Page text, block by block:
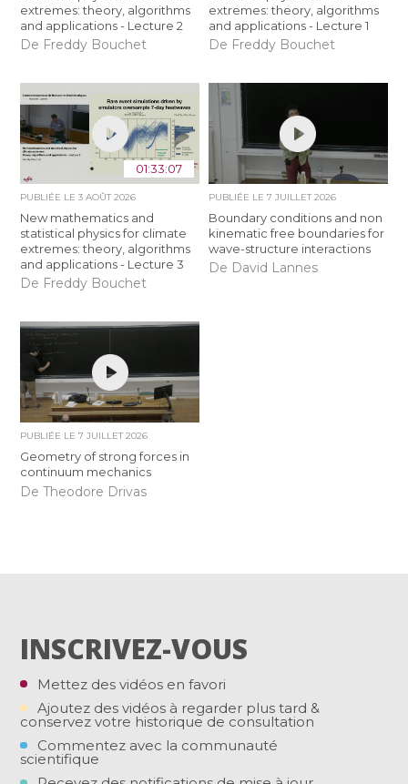
extremes: theory, algorithms
and applications - Lecture 2
De Freddy Bouchet
extremes: theory, algorithms
and applications - Lecture 1
De Freddy Bouchet
01:33:07
PUBLIÉE LE3 AOÛT 2026
New mathematics and
statistical physics for climate
extremes: theory, algorithms
and applications - Lecture 3
De Freddy Bouchet
PUBLIÉE LE 7 JUILLET 2026
Boundary conditions and non
kinematic free boundaries for
wave-structure interactions
De David Lannes
PUBLIÉE LE7 JUILLET 2026
Geometry of strong forces in
continuum mechanics
De Theodore Drivas
INSCRIVEZ-VOUS
Mettez des vidéos en favori
Ajoutez des vidéos à regarder plus tard &
conservez votre historique de consultation
Commentez avec la communauté
scientifique